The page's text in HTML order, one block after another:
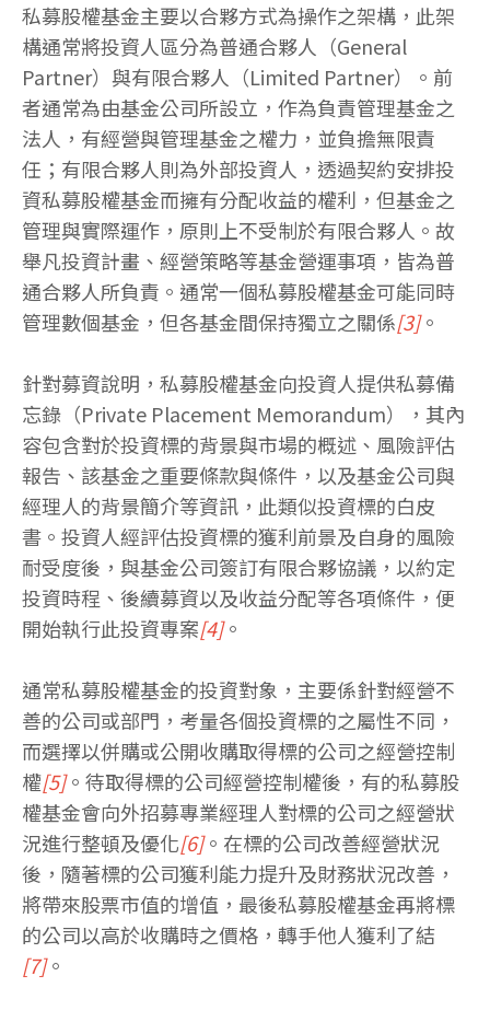
私募股權基金主要以合夥方式為操作之架構，此架
構通常將投資人區分為普通合夥人（General
Partner）與有限合夥人（Limited Partner）。前
者通常為由基金公司所設立，作為負責管理基金之
法人，有經營與管理基金之權力，並負擔無限責
任；有限合夥人則為外部投資人，透過契約安排投
資私募股權基金而擁有分配收益的權利，但基金之
管理與實際運作，原則上不受制於有限合夥人。故
舉凡投資計畫、經營策略等基金營運事項，皆為普
通合夥人所負責。通常一個私募股權基金可能同時
管理數個基金，但各基金間保持獨立之關係[3]。
針對募資說明，私募股權基金向投資人提供私募備
忘錄（Private Placement Memorandum），其內
容包含對於投資標的背景與市場的概述、風險評估
報告、該基金之重要條款與條件，以及基金公司與
經理人的背景簡介等資訊，此類似投資標的白皮
書。投資人經評估投資標的獲利前景及自身的風險
耐受度後，與基金公司簽訂有限合夥協議，以約定
投資時程、後續募資以及收益分配等各項條件，便
開始執行此投資專案[4]。
通常私募股權基金的投資對象，主要係針對經營不
善的公司或部門，考量各個投資標的之屬性不同，
而選擇以併購或公開收購取得標的公司之經營控制
權[5]。待取得標的公司經營控制權後，有的私募股
權基金會向外招募專業經理人對標的公司之經營狀
況進行整頓及優化[6]。在標的公司改善經營狀況
後，隨著標的公司獲利能力提升及財務狀況改善，
將帶來股票市值的增值，最後私募股權基金再將標
的公司以高於收購時之價格，轉手他人獲利了結
[7]。